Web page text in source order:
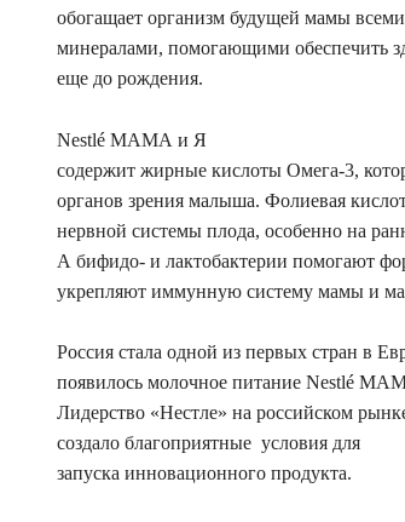
обогащает организм будущей мамы
минералами, помогающими обеспечить
еще до рождения.
Nestlé МАМА и Я
содержит жирные кислоты Омега-3,
органов зрения малыша. Фолиевая
нервной системы плода, особенно на
А бифидо- и лактобактерии помогают
укрепляют иммунную систему мамы и
Россия стала одной из первых стран в
появилось молочное питание Nestlé
Лидерство «Нестле» на российском
создало благоприятные условия для
запуска инновационного продукта.